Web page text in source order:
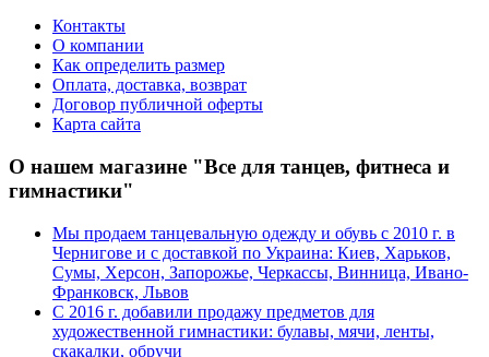
Контакты
О компании
Как определить размер
Оплата, доставка, возврат
Договор публичной оферты
Карта сайта
О нашем магазине "Все для танцев, фитнеса и
гимнастики"
Мы продаем танцевальную одежду и обувь с 2010 г. в
Чернигове и с доставкой по Украина: Киев, Харьков,
Сумы, Херсон, Запорожье, Черкассы, Винница, Ивано-
Франковск, Львов
С 2016 г. добавили продажу предметов для
художественной гимнастики: булавы, мячи, ленты,
скакалки, обручи